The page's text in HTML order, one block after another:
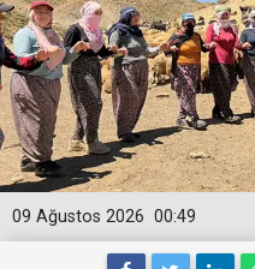
00:49
09 Ağustos 2026